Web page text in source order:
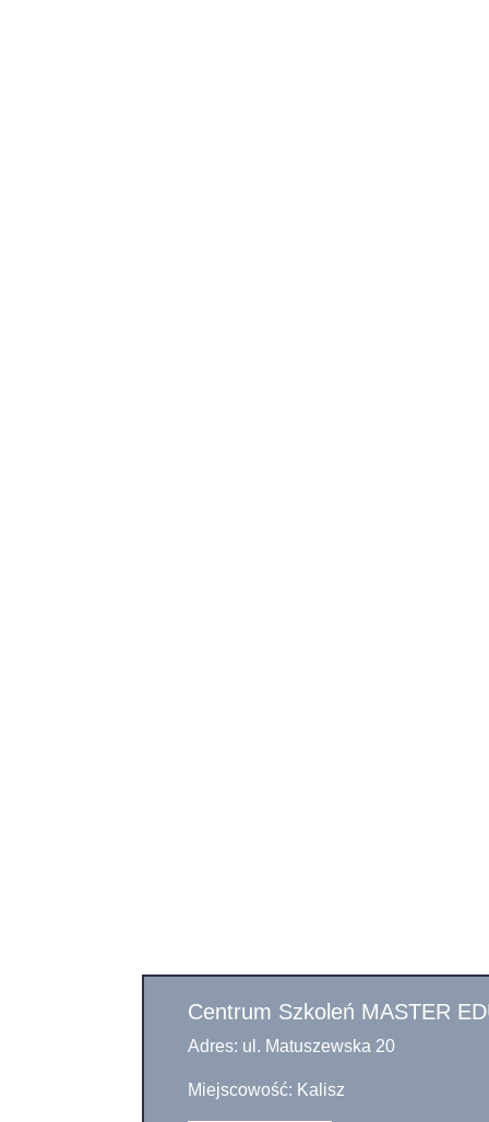
Centrum Szkoleń MASTER
Adres: ul. Matuszewska 20
Miejscowość: Kalisz